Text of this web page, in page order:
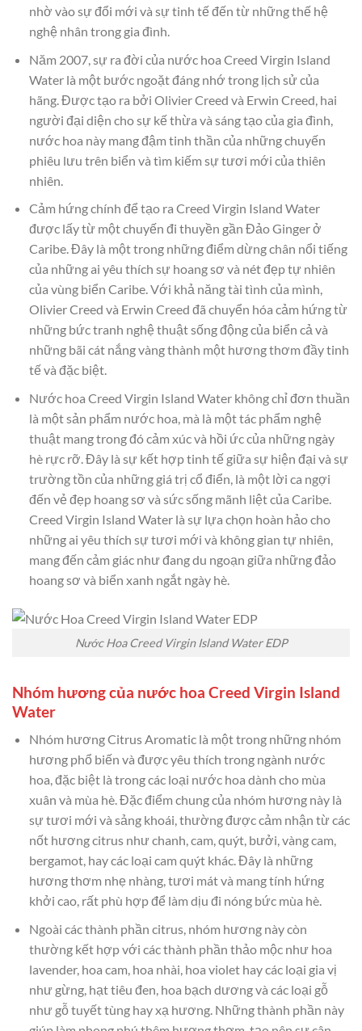
nhờ vào sự đổi mới và sự tinh tế đến từ những thế hệ
nghệ nhân trong gia đình.
Năm 2007, sự ra đời của nước hoa Creed Virgin Island
Water là một bước ngoặt đáng nhớ trong lịch sử của
hãng. Được tạo ra bởi Olivier Creed và Erwin Creed, hai
người đại diện cho sự kế thừa và sáng tạo của gia đình,
nước hoa này mang đậm tinh thần của những chuyến
phiêu lưu trên biển và tìm kiếm sự tươi mới của thiên
nhiên.
Cảm hứng chính để tạo ra Creed Virgin Island Water
được lấy từ một chuyến đi thuyền gần Đảo Ginger ở
Caribe. Đây là một trong những điểm dừng chân nổi tiếng
của những ai yêu thích sự hoang sơ và nét đẹp tự nhiên
của vùng biển Caribe. Với khả năng tài tình của mình,
Olivier Creed và Erwin Creed đã chuyển hóa cảm hứng từ
những bức tranh nghệ thuật sống động của biển cả và
những bãi cát nắng vàng thành một hương thơm đầy tinh
tế và đặc biệt.
Nước hoa Creed Virgin Island Water không chỉ đơn thuần
là một sản phẩm nước hoa, mà là một tác phẩm nghệ
thuật mang trong đó cảm xúc và hồi ức của những ngày
hè rực rỡ. Đây là sự kết hợp tinh tế giữa sự hiện đại và sự
trường tồn của những giá trị cổ điển, là một lời ca ngợi
đến vẻ đẹp hoang sơ và sức sống mãnh liệt của Caribe.
Creed Virgin Island Water là sự lựa chọn hoàn hảo cho
những ai yêu thích sự tươi mới và không gian tự nhiên,
mang đến cảm giác như đang du ngoạn giữa những đảo
hoang sơ và biển xanh ngắt ngày hè.
Nước Hoa Creed Virgin Island Water EDP
Nhóm hương của nước hoa Creed Virgin Island
Water
Nhóm hương Citrus Aromatic là một trong những nhóm
hương phổ biến và được yêu thích trong ngành nước
hoa, đặc biệt là trong các loại nước hoa dành cho mùa
xuân và mùa hè. Đặc điểm chung của nhóm hương này là
sự tươi mới và sảng khoái, thường được cảm nhận từ các
nốt hương citrus như chanh, cam, quýt, bưởi, vàng cam,
bergamot, hay các loại cam quýt khác. Đây là những
hương thơm nhẹ nhàng, tươi mát và mang tính hứng
khởi cao, rất phù hợp để làm dịu đi nóng bức mùa hè.
Ngoài các thành phần citrus, nhóm hương này còn
thường kết hợp với các thành phần thảo mộc như hoa
lavender, hoa cam, hoa nhài, hoa violet hay các loại gia vị
như gừng, hạt tiêu đen, hoa bạch dương và các loại gỗ
như gỗ tuyết tùng hay xạ hương. Những thành phần này